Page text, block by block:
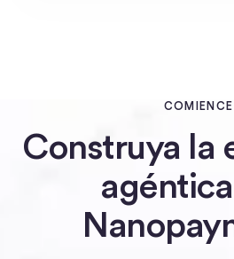
COMIENCE
Construya la